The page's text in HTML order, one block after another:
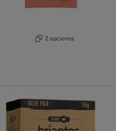
2 opciones